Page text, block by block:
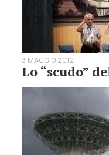
8 MAGGIO 2012
Lo “scudo”